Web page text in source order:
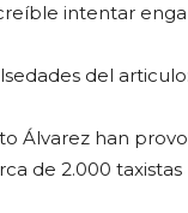
intentar
del articulo:
Álvarez han
de 2.000